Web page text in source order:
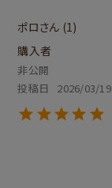
ポロ
1
購入者
非公開
投稿日
2026/03/19